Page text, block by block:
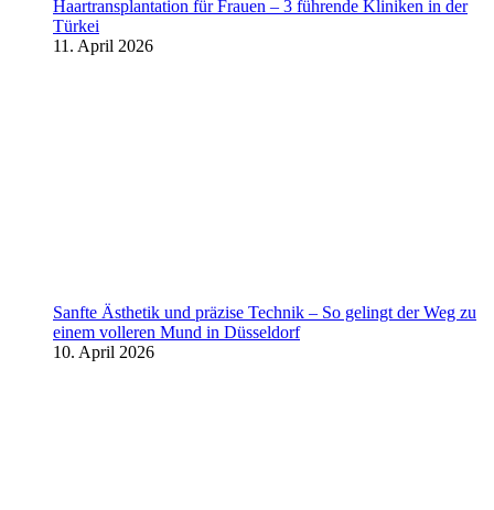
Haartransplantation für Frauen – 3 führende Kliniken in der
Türkei
11. April 2026
Sanfte Ästhetik und präzise Technik – So gelingt der Weg zu
einem volleren Mund in Düsseldorf
10. April 2026